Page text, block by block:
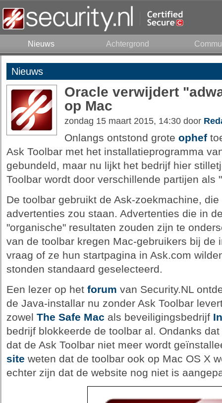
Nieuws Achtergrond
Nieuws
Oracle verwijdert
op Mac
zondag 15 maart 2015, 14:30 door
Onlangs ontstond grote ophef
Ask Toolbar met het installatieprogramma
gebundeld, maar nu lijkt het bedrijf hier
Toolbar wordt door verschillende partijen als
De toolbar gebruikt de Ask-zoekmachine,
advertenties zou staan. Advertenties die in
"organische" resultaten zouden zijn te
van de toolbar kregen Mac-gebruikers bij de
vraag of ze hun startpagina in Ask.com
stonden standaard geselecteerd.
Een lezer op het forum van Security.NL
de Java-installar nu zonder Ask Toolbar
zowel The Safe Mac als beveiligingsbedrijf
bedrijf blokkeerde de toolbar al. Ondanks
dat de Ask Toolbar niet meer wordt
site weten dat de toolbar ook op Mac OS X
echter zijn dat de website nog niet is